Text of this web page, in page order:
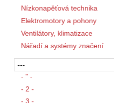
Nízkonapěťová technika
Elektromotory a pohony
Ventilátory, klimatizace
Nářadí a systémy značení
- " -
- 2 -
- 3 -